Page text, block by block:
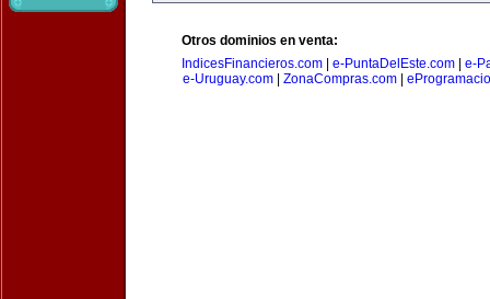
Otros dominios en venta:
IndicesFinancieros.com
e-PuntaDelEste.com
e-
e-Uruguay.com
ZonaCompras.com